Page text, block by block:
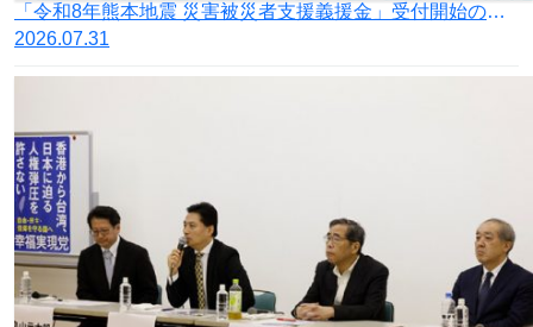
「令和8年熊本地震 災害被災者支援義援金」受付開始のお知らせ
2026.07.31